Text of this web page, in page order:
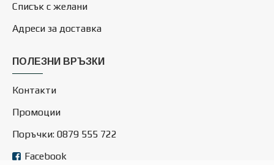
Списък с желани
Адреси за доставка
ПОЛЕЗНИ ВРЪЗКИ
Контакти
Промоции
Поръчки: 0879 555 722
Facebook